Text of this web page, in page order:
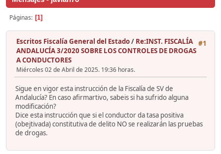
Páginas 1
#1
Escritos Fiscalía General del Estado/ Re:INST. FISCALÍA
ANDALUCÍA 3/2020 SOBRE LOS CONTROLES DE DROGAS
A CONDUCTORES
Miércoles 02 de Abril de 2025. 19:36 horas.
Sigue en vigor esta instrucción de la Fiscalía de SV de
Andalucía? En caso afirmartivo, sabeis si ha sufrido alguna
modificación?
Dice esta instrucción que si el conductor da tasa positiva
(obejtivada) constitutiva de delito NO se realizarán las pruebas
de drogas.